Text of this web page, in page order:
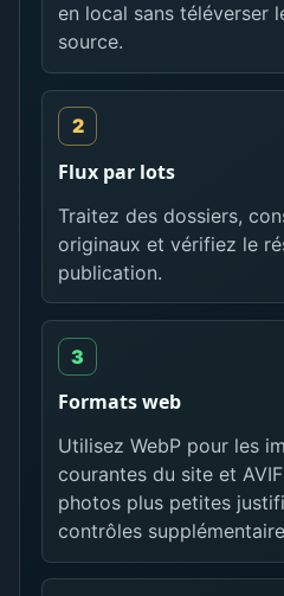
en local sans téléverser
source.
Flux par lots
Traitez des dossiers,
originaux et vérifiez le
publication.
Formats web
Utilisez WebP pour les
courantes du site et
photos plus petites
contrôles